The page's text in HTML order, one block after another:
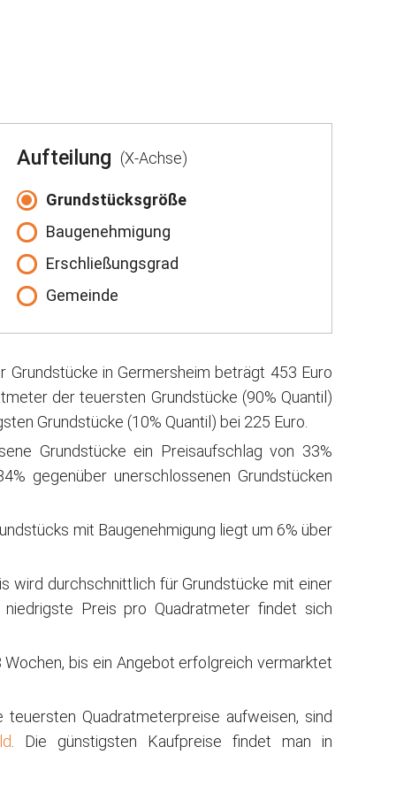
Aufteilung (X-Achse)
Grundstücksgröße
Baugenehmigung
Erschließungsgrad
Gemeinde
in Germersheim beträgt 453 Euro
der teuersten Grundstücke (90% Quantil)
Grundstücke (10% Quantil) bei 225 Euro.
Grundstücke ein Preisaufschlag von 33%
gegenüber unerschlossenen Grundstücken
mit Baugenehmigung liegt um 6% über
wird durchschnittlich für Grundstücke mit einer
Preis pro Quadratmeter findet sich
bis ein Angebot erfolgreich vermarktet
Quadratmeterpreise aufweisen, sind
. Die günstigsten Kaufpreise findet man in